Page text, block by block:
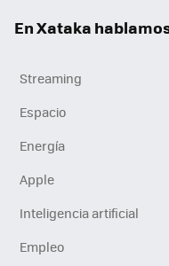
En Xataka
Streaming
Espacio
Energía
Apple
Inteligencia artificial
Empleo